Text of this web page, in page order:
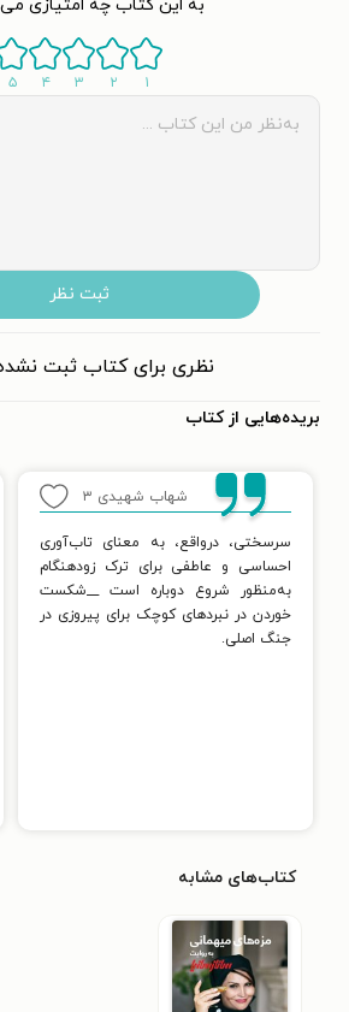
به این کتاب چه امتیازی
۱ ۲ ۳ ۴ ۵
ثبت نظر
نظری برای کتاب ثبت
بریده‌هایی از کتاب
شهاب شهیدی ۳
سرسختی، درواقع، به معنای تاب‌آوری
احساسی و عاطفی برای ترک زودهنگام
به‌منظور شروع دوباره است __شکست
خوردن در نبردهای کوچک برای پیروزی در
جنگ اصلی.
کتاب‌های مشابه